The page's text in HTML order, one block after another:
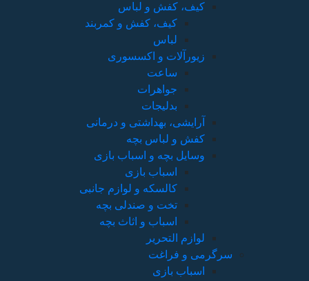
کیف، کفش و لباس
کیف، کفش و کمربند
لباس
زیورآلات و اکسسوری
ساعت
جواهرات
بدلیجات
آرایشی، بهداشتی و درمانی
کفش و لباس بچه
وسایل بچه و اسباب بازی
اسباب بازی
کالسکه و لوازم جانبی
تخت و صندلی بچه
اسباب و اثاث بچه
لوازم التحریر
سرگرمی و فراغت
اسباب‌ بازی